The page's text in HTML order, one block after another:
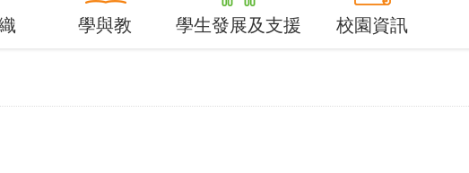
學與教 學生發展及支援 校園資訊